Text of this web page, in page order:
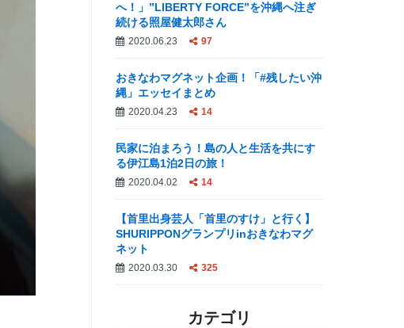
へ！」”LIBERTY FORCE”を沖縄へ注ぎ
続ける照屋健太郎さん
2020.06.23 97
おきなわマグネット企画！「#残したい沖
縄」エッセイまとめ
2020.04.23 14
民家に泊まろう！島の人と生活を共にす
る伊江島1泊2日の旅！
2020.04.02 14
【首里出身芸人「首里のすけ」と行く】
SHURIPPONグランプリinおきなわマグ
ネット
2020.03.30 325
カテゴリ